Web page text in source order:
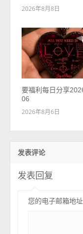
2026年8月8日
要福利每日分享
06
2026年8月6日
发表评论
发表回复
您的电子邮箱地址